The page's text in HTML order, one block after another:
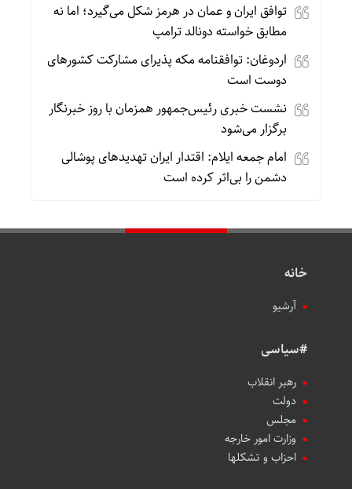
توافق ایران و عمان در هرمز شکل می‌گیرد؛ اما نه
مطابق خواسته دونالد ترامپ
اردوغان: توافقنامه مکه پذیرای مشارکت کشورهای
دوست است
نشست خبری رئیس‌جمهور همزمان با روز خبرنگار
برگزار می‌شود
امام جمعه ایلام: اقتدار ایران تهدیدهای پوشالی
دشمن را بی‌اثر کرده است
خانه
آرشیو
#سیاسی
رهبر انقلاب
دولت
مجلس
وزارت امور خارجه
احزاب و تشکلها